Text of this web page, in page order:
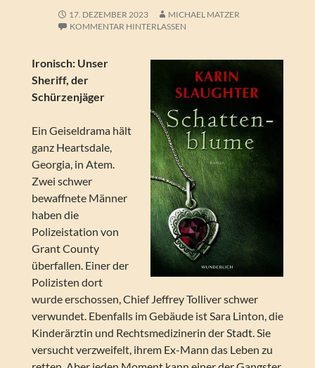
17. DEZEMBER 2023
MICHAEL MATZER
KOMMENTAR HINTERLASSEN
Ironisch: Unser
Sheriff, der
Schürzenjäger
Ein Geiseldrama hält
ganz Heartsdale,
Georgia, in Atem.
Zwei schwer
bewaffnete Männer
haben die
Polizeistation von
Grant County
überfallen. Einer der
Polizisten dort
wurde erschossen, Chief Jeffrey Tolliver schwer
verwundet. Ebenfalls im Gebäude ist Sara Linton, die
Kinderärztin und Rechtsmedizinerin der Stadt. Sie
versucht verzweifelt, ihrem Ex-Mann das Leben zu